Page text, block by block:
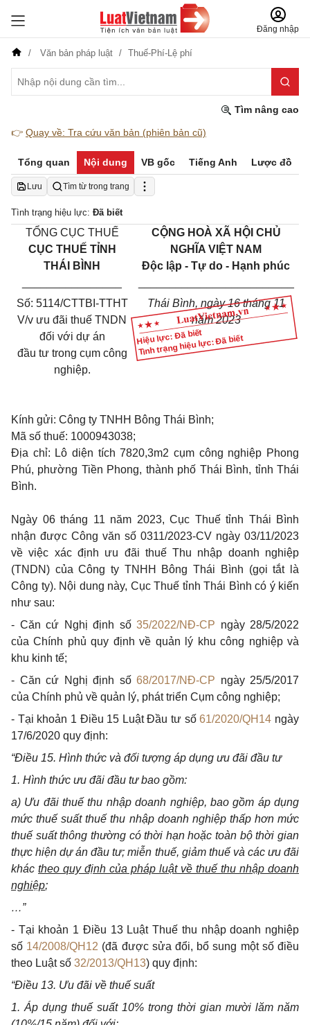
Đăng nhập
Văn bản pháp luật Thuế-Phí-Lệ phí
Tìm nâng cao
👉 Quay về: Tra cứu văn bản (phiên bản cũ)
Tổng quan Nội dung VB gốc Tiếng Anh Lược đồ
Lưu Tìm từ trong trang
Tình trạng hiệu lực: Đã biết
Hiệu lực: Đã biết
Tình trạng hiệu lực: Đã biết
TỔNG CỤC THUẾ
CỤC THU Ế TỈNH
THÁI BÌNH
CỘNG HOÀ XÃ HỘI CHỦ
NGHĨA VIỆT NAM
Độc lập - Tự do - Hạnh phúc
Số: 5114/CTTBI -TTHT
V/v ưu đãi thuế TNDN
đối với dự án
đầu tư trong cụm công
nghiệp.
Thái Bình, ngày 16tháng11
năm 2023
Kính gửi: Công ty TNHH Bông Thái Bình;
Mã số thuế: 1000943038;
Địa chỉ: Lô diện tích 7820,3m2 cụm công nghiệp Phong
Phú, phường Tiền Phong, thành phố Thái Bình, tỉnh Thái
Bình.
Ngày 06 tháng 11 năm 2023, Cục Thuế tỉnh Thái Bình
nhận được Công văn số 0311/2023-CV ngày 03/11/2023
về việc xác định ưu đãi thuế Thu nhập doanh nghiệp
(TNDN) của Công ty TNHH Bông Thái Bình (gọi tắt là
Công ty). Nội dung này, Cục Thuế tỉnh Thái Bình có ý kiến
như sau:
- Căn cứ Nghị định số 35/2022/NĐ-CP ngày 28/5/2022
của Chính phủ quy định về quản lý khu công nghiệp và
khu kinh tế;
- Căn cứ Nghị định số 68/2017/NĐ-CP ngày 25/5/2017
của Chính phủ về quản lý, phát triển Cụm công nghiệp;
- Tại khoản 1 Điều 15 Luật Đầu tư số61/2020/QH14 ngày
17/6/2020 quy định:
“Điều 15. Hình thức và đối tượng áp dụng ưu đãi đầu tư
1. Hình thức ưu đãi đầu tư bao gồm:
a) Ưu đãi thuế thu nhập doanh nghiệp, bao gồm áp dụng
mức thuế suất thuế thu nhập doanh nghiệp thấp hơn mức
thuế suất thông thường có thời hạn hoặc toàn bộ thời gian
thực hiện dự án đầu tư; miễn thuế, giảm thuế và các ưu đãi
khác theo quy định của pháp luật về thuế thu nhập doanh
nghiệp;
…”
- Tại khoản 1 Điều 13 Luật Thuế thu nhập doanh nghiệp
số 14/2008/QH12 (đã được sửa đổi, bổ sung một số điều
theo Luật số 32/2013/QH13) quy định:
“Điều 13. Ưu đãi về thuế suất
1. Áp dụng thuế suất 10% trong thời gian mười lăm năm